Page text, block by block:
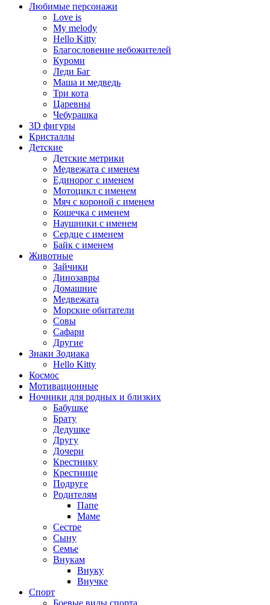
Любимые персонажи
Love is
My melody
Hello Kitty
Благословение небожителей
Куроми
Леди Баг
Маша и медведь
Три кота
Царевны
Чебурашка
3D фигуры
Кристаллы
Детские
Детские метрики
Медвежата с именем
Единорог с именем
Мотоцикл с именем
Мяч с короной с именем
Кошечка с именем
Наушники с именем
Сердце с именем
Байк с именем
Животные
Зайчики
Динозавры
Домашние
Медвежата
Морские обитатели
Совы
Сафари
Другие
Знаки Зодиака
Hello Kitty
Космос
Мотивационные
Ночники для родных и близких
Бабушке
Брату
Дедушке
Другу
Дочери
Крестнику
Крестнице
Подруге
Родителям
Папе
Маме
Сестре
Сыну
Семье
Внукам
Внуку
Внучке
Спорт
Боевые виды спорта